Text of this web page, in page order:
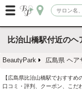
比治山橋駅付近の
BeautyPark 広島県 ヘア
【広島県比治山橋駅でおすす
口コミ・評判、クーポン、こだ